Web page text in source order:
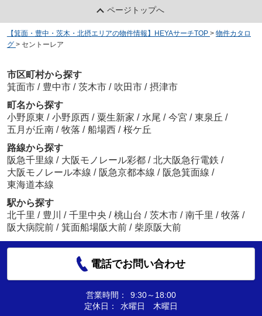
ページトップへ
【箕面・豊中・茨木・北摂エリアの物件情報】HEYAサーチTOP > 物件カタロ
グ > セントーレア
市区町村から探す
箕面市 / 豊中市 / 茨木市 / 吹田市 / 摂津市
町名から探す
小野原東 / 小野原西 / 粟生新家 / 水尾 / 今宮 / 東泉丘 /
五月が丘南 / 牧落 / 船場西 / 桜ケ丘
路線から探す
阪急千里線 / 大阪モノレール彩都 / 北大阪急行電鉄 /
大阪モノレール本線 / 阪急京都本線 / 阪急箕面線 /
東海道本線
駅から探す
北千里 / 豊川 / 千里中央 / 桃山台 / 茨木市 / 南千里 / 牧落 /
阪大病院前 / 箕面船場阪大前 / 柴原阪大前
電話でお問い合わせ
営業時間：
9:30～18:00
定休日：
水曜日 木曜日